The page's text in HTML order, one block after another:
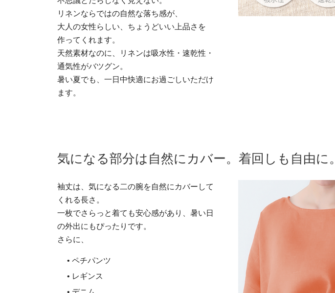
リネンならではの自然な落ち感が、
大人の女性らしい、ちょうどいい上品さを
作ってくれます。
天然素材なのに、リネンは吸水性・速乾性・
通気性がバツグン。
暑い夏でも、一日中快適にお過ごしいただけ
ます。
気になる部分は自然にカバー。着回しも自由に。
袖丈は、気になる二の腕を自然にカバーして
くれる長さ。
一枚でさらっと着ても安心感があり、暑い日
の外出にもぴったりです。
さらに、
• ペチパンツ
• レギンス